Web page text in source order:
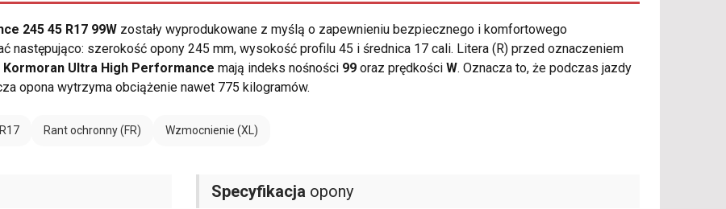
245 45 R17 99W zostały wyprodukowane z myślą o zapewnieniu bezpiecznego i komfortowego
następująco: szerokość opony 245 mm, wysokość profilu 45 i średnica 17 cali. Litera (R) przed oznaczeniem
Kormoran Ultra High Performance mają indeks nośności 99 oraz prędkości W. Oznacza to, że podczas jazdy
opona wytrzyma obciążenie nawet 775 kilogramów.
Rant ochronny (FR) Wzmocnienie (XL)
Specyfikacja opony